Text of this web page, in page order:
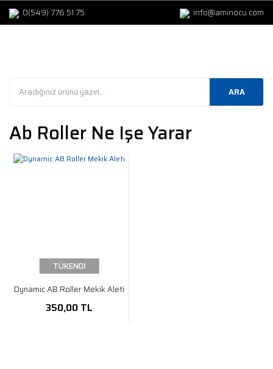
0(549) 776 51 75 info@aminocu.com
ARA
Ab Roller Ne Işe Yarar
TÜKENDİ
Dynamic AB Roller Mekik Aleti
350,00 TL